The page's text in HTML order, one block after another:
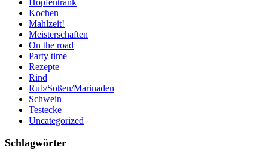
Hopfentrank
Kochen
Mahlzeit!
Meisterschaften
On the road
Party time
Rezepte
Rind
Rub/Soßen/Marinaden
Schwein
Testecke
Uncategorized
Schlagwörter